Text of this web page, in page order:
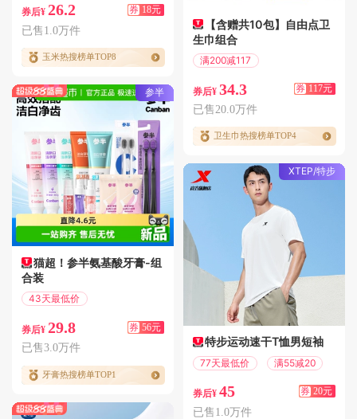
券后¥ 26.2 券 18元
已售1.0万件
玉米热搜榜单TOP8
参半
猫超！参半氨基酸牙膏-组
合装
43天最低价
券后¥ 29.8 券 56元
已售3.0万件
牙膏热搜榜单TOP1
【含赠共10包】自由点卫
生巾组合
满200减117
券后¥ 34.3 券 117元
已售20.0万件
卫生巾热搜榜单TOP4
XTEP/特步
特步运动速干T恤男短袖
77天最低价 满55减20
券后¥ 45 券 20元
已售1.0万件